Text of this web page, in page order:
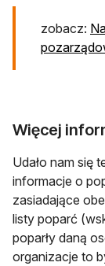
zobacz:
Więcej
Udało nam się
informacje o
zasiadające
listy poparć
poparły daną
organizacje to